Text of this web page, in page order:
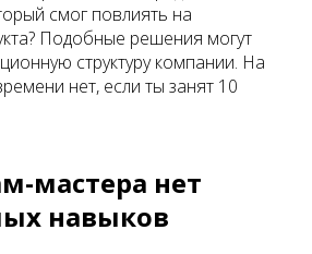
смог повлиять на
Подобные решения могут
структуру компании. На
нет, если ты занят 10
мастера нет
навыков